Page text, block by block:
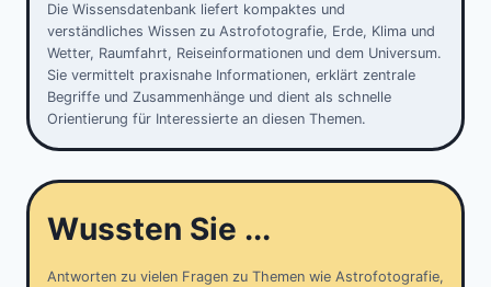
Die Wissensdatenbank liefert kompaktes und
verständliches Wissen zu Astrofotografie, Erde, Klima und
Wetter, Raumfahrt, Reiseinformationen und dem Universum.
Sie vermittelt praxisnahe Informationen, erklärt zentrale
Begriffe und Zusammenhänge und dient als schnelle
Orientierung für Interessierte an diesen Themen.
Wussten Sie ...
Antworten zu vielen Fragen zu Themen wie Astrofotografie,